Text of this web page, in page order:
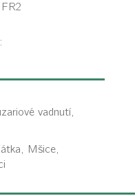
vadnutí,
Mšice,